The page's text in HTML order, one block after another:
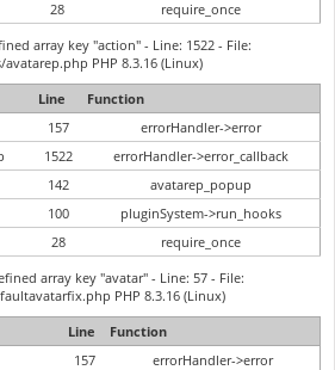
28
require_once
array key "action" - Line: 1522 - File:
PHP 8.3.16 (Linux)
Line
Function
157
errorHandler->error
1522
errorHandler->error_callback
142
avatarep_popup
100
pluginSystem->run_hooks
28
require_once
array key "avatar" - Line: 57 - File:
PHP 8.3.16 (Linux)
Line
Function
157
errorHandler->error